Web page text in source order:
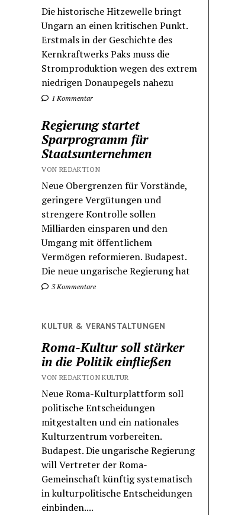
Die historische Hitzewelle bringt
Ungarn an einen kritischen Punkt.
Erstmals in der Geschichte des
Kernkraftwerks Paks muss die
Stromproduktion wegen des extrem
niedrigen Donaupegels nahezu
1 Kommentar
Regierung startet
Sparprogramm für
Staatsunternehmen
VON REDAKTION
Neue Obergrenzen für Vorstände,
geringere Vergütungen und
strengere Kontrolle sollen
Milliarden einsparen und den
Umgang mit öffentlichem
Vermögen reformieren. Budapest.
Die neue ungarische Regierung hat
3 Kommentare
KULTUR & VERANSTALTUNGEN
Roma-Kultur soll stärker
in die Politik einfließen
VON REDAKTION KULTUR
Neue Roma-Kulturplattform soll
politische Entscheidungen
mitgestalten und ein nationales
Kulturzentrum vorbereiten.
Budapest. Die ungarische Regierung
will Vertreter der Roma-
Gemeinschaft künftig systematisch
in kulturpolitische Entscheidungen
einbinden....